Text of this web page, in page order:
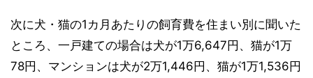
次に犬・猫の1カ月あたりの飼育費を住まい別に聞いた
ところ、一戸建ての場合は犬が1万6,647円、猫が1万
78円、マンションは犬が2万1,446円、猫が1万1,536円